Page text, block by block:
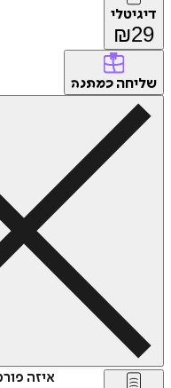
דיגיטלי
₪29
שליחה כמתנה
איזה